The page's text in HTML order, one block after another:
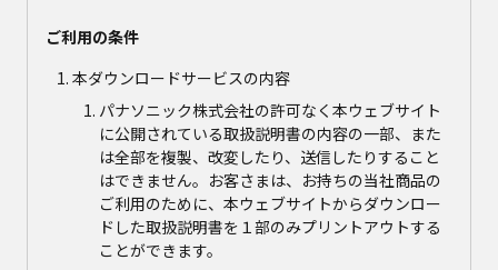
ご利用の条件
本ダウンロードサービスの内容
パナソニック株式会社の許可なく本ウェブサイト
に公開されている取扱説明書の内容の一部、また
は全部を複製、改変したり、送信したりすること
はできません。お客さまは、お持ちの当社商品の
ご利用のために、本ウェブサイトからダウンロー
ドした取扱説明書を１部のみプリントアウトする
ことができます。